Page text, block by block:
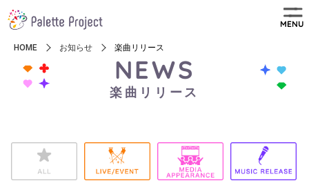
MENU
HOME お知らせ 楽曲リリース
NEWS
楽曲リリース